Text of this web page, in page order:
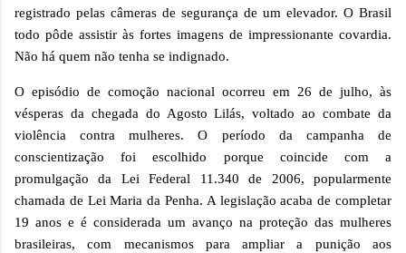
registrado pelas câmeras de segurança de um elevador. O Brasil
todo pôde assistir às fortes imagens de impressionante covardia.
Não há quem não tenha se indignado.
O episódio de comoção nacional ocorreu em 26 de julho, às
vésperas da chegada do Agosto Lilás, voltado ao combate da
violência contra mulheres. O período da campanha de
conscientização foi escolhido porque coincide com a
promulgação da Lei Federal 11.340 de 2006, popularmente
chamada de Lei Maria da Penha. A legislação acaba de completar
19 anos e é considerada um avanço na proteção das mulheres
brasileiras, com mecanismos para ampliar a punição aos